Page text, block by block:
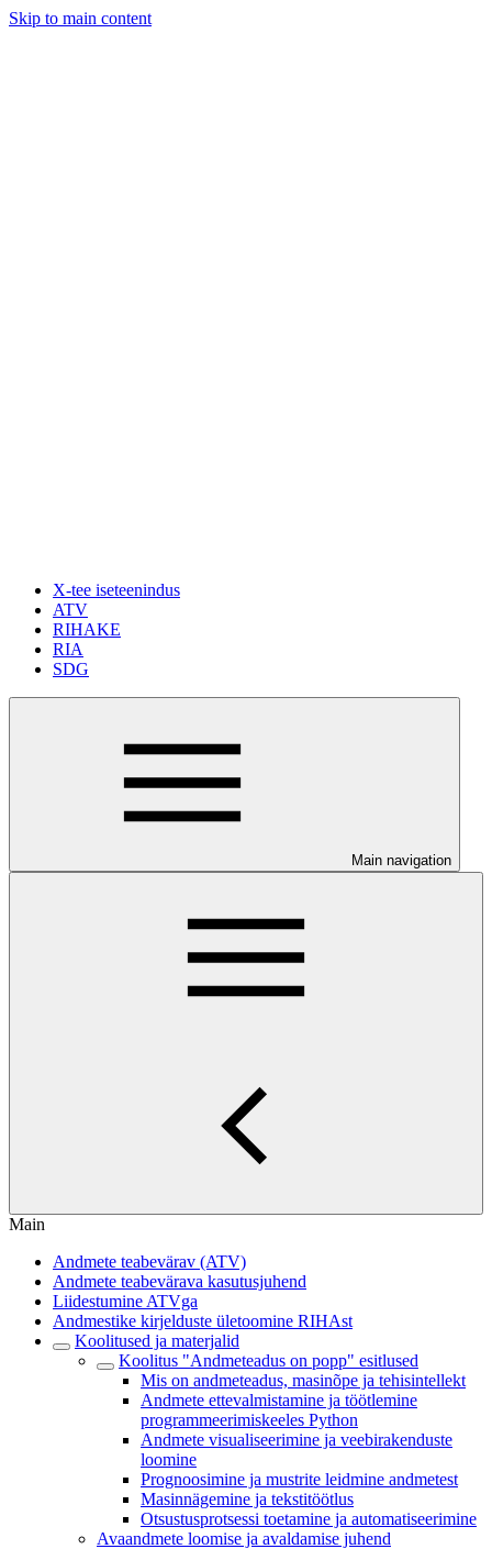
Skip to main content
X-tee iseteenindus
ATV
RIHAKE
RIA
SDG
Main navigation
Main
Andmete teabevärav (ATV)
Andmete teabevärava kasutusjuhend
Liidestumine ATVga
Andmestike kirjelduste ületoomine RIHAst
Koolitused ja materjalid
Koolitus "Andmeteadus on popp" esitlused
Mis on andmeteadus, masinõpe ja tehisintellekt
Andmete ettevalmistamine ja töötlemine
programmeerimiskeeles Python
Andmete visualiseerimine ja veebirakenduste
loomine
Prognoosimine ja mustrite leidmine andmetest
Masinnägemine ja tekstitöötlus
Otsustusprotsessi toetamine ja automatiseerimine
Avaandmete loomise ja avaldamise juhend